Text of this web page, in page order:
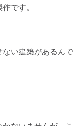
です。
ない建築があるんで